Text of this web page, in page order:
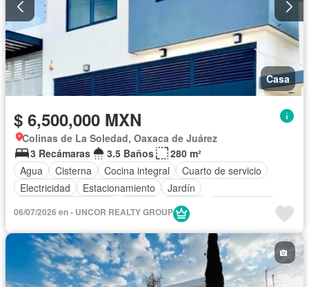
Casa
$ 6,500,000 MXN
Colinas de La Soledad, Oaxaca de Juárez
3 Recámaras
3.5 Baños
280 m²
Agua
Cisterna Cocina integral
Cuarto de servicio
Electricidad
Estacionamiento
Jardín
Terraza
06/07/2026 en - UNCOR REALTY GROUP